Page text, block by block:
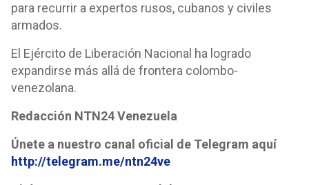
para recurrir a expertos rusos, cubanos y civiles
armados.
El Ejército de Liberación Nacional ha logrado
expandirse más allá de frontera colombo-
venezolana.
Redacción NTN24 Venezuela
Únete a nuestro canal oficial de Telegram aquí
http://telegram.me/ntn24ve